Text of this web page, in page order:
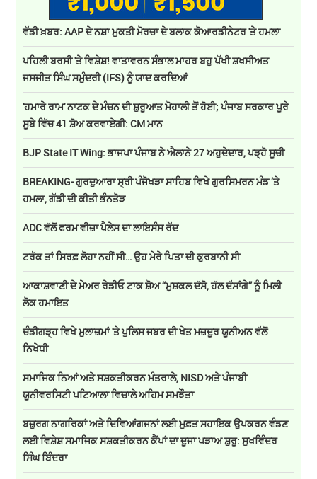
ਵੱਡੀ ਖ਼ਬਰ: AAP ਦੇ ਨਸ਼ਾ ਮੁਕਤੀ ਮੋਰਚਾ ਦੇ ਬਲਾਕ ਕੋਆਰਡੀਨੇਟਰ 'ਤੇ ਹਮਲਾ
ਪਹਿਲੀ ਬਰਸੀ 'ਤੇ ਵਿਸ਼ੇਸ਼! ਵਾਤਾਵਰਨ ਸੰਭਾਲ ਮਾਹਰ ਬਹੁ ਪੱਖੀ ਸ਼ਖਸੀਅਤ
ਜਸਜੀਤ ਸਿੰਘ ਸਮੁੰਦਰੀ (IFS) ਨੂੰ ਯਾਦ ਕਰਦਿਆਂ
'ਹਮਾਰੇ ਰਾਮ' ਨਾਟਕ ਦੇ ਮੰਚਨ ਦੀ ਸ਼ੁਰੂਆਤ ਮੋਹਾਲੀ ਤੋਂ ਹੋਈ; ਪੰਜਾਬ ਸਰਕਾਰ ਪੂਰੇ
ਸੂਬੇ ਵਿੱਚ 41 ਸ਼ੋਅ ਕਰਵਾਏਗੀ: CM ਮਾਨ
BJP State IT Wing: ਭਾਜਪਾ ਪੰਜਾਬ ਨੇ ਐਲਾਨੇ 27 ਅਹੁਦੇਦਾਰ, ਪੜ੍ਹੋ ਸੂਚੀ
BREAKING- ਗੁਰਦੁਆਰਾ ਸ੍ਰੀ ਪੰਜੋਖੜਾ ਸਾਹਿਬ ਵਿਖੇ ਗੁਰਸਿਮਰਨ ਮੰਡ ’ਤੇ
ਹਮਲਾ, ਗੱਡੀ ਦੀ ਕੀਤੀ ਭੰਨਤੋੜ
ADC ਵੱਲੋਂ ਫਰਮ ਵੀਜ਼ਾ ਪੈਲੇਸ ਦਾ ਲਾਇਸੰਸ ਰੱਦ
ਟਰੱਕ ਤਾਂ ਸਿਰਫ਼ ਲੋਹਾ ਨਹੀਂ ਸੀ… ਉਹ ਮੇਰੇ ਪਿਤਾ ਦੀ ਕੁਰਬਾਨੀ ਸੀ
ਆਕਾਸ਼ਵਾਣੀ ਦੇ ਮੇਅਰ ਰੇਡੀਓ ਟਾਕ ਸ਼ੋਅ “ਮੁਸ਼ਕਲ ਦੱਸੋ, ਹੱਲ ਦੱਸਾਂਗੇ” ਨੂੰ ਮਿਲੀ
ਲੋਕ ਹਮਾਇਤ
ਚੰਡੀਗੜ੍ਹ ਵਿਖੇ ਮੁਲਾਜ਼ਮਾਂ 'ਤੇ ਪੁਲਿਸ ਜਬਰ ਦੀ ਖੇਤ ਮਜ਼ਦੂਰ ਯੂਨੀਅਨ ਵੱਲੋਂ
ਨਿਖੇਧੀ
ਸਮਾਜਿਕ ਨਿਆਂ ਅਤੇ ਸਸ਼ਕਤੀਕਰਨ ਮੰਤਰਾਲੇ, NISD ਅਤੇ ਪੰਜਾਬੀ
ਯੂਨੀਵਰਸਿਟੀ ਪਟਿਆਲਾ ਵਿਚਾਲੇ ਅਹਿਮ ਸਮਝੌਤਾ
ਬਜ਼ੁਰਗ ਨਾਗਰਿਕਾਂ ਅਤੇ ਦਿਵਿਆਂਗਜਨਾਂ ਲਈ ਮੁਫ਼ਤ ਸਹਾਇਕ ਉਪਕਰਨ ਵੰਡਣ
ਲਈ ਵਿਸ਼ੇਸ਼ ਸਮਾਜਿਕ ਸਸ਼ਕਤੀਕਰਨ ਕੈਂਪਾਂ ਦਾ ਦੂਜਾ ਪੜਾਅ ਸ਼ੁਰੂ: ਸੁਖਵਿੰਦਰ
ਸਿੰਘ ਬਿੰਦਰਾ